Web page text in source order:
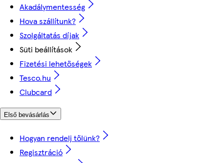
Akadálymentesség
Hova szállítunk?
Szolgáltatás díjak
Süti beállítások
Fizetési lehetőségek
Tesco.hu
Clubcard
Első bevásárlás
Hogyan rendelj tőlünk?
Regisztráció